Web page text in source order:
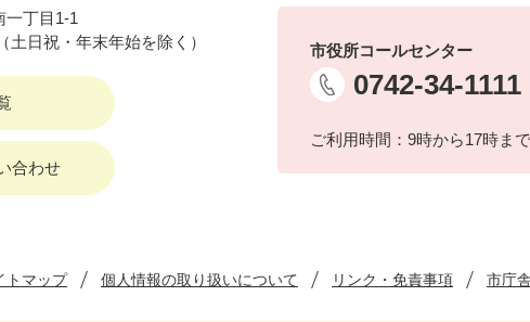
一丁目1-1
日祝・年末年始を除く）
合わせ
市役所コールセンター
0742-34-1111
ご利用時間：9時から17時ま
トマップ 個人情報の取り扱いについて リンク・免責事項 市庁